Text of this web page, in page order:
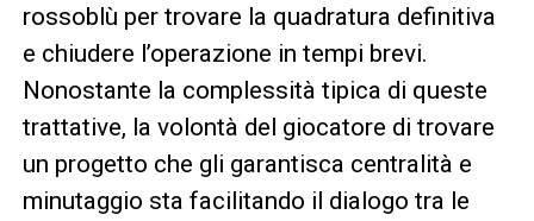
rossoblù per trovare la quadratura definitiva
e chiudere l’operazione in tempi brevi.
Nonostante la complessità tipica di queste
trattative, la volontà del giocatore di trovare
un progetto che gli garantisca centralità e
minutaggio sta facilitando il dialogo tra le